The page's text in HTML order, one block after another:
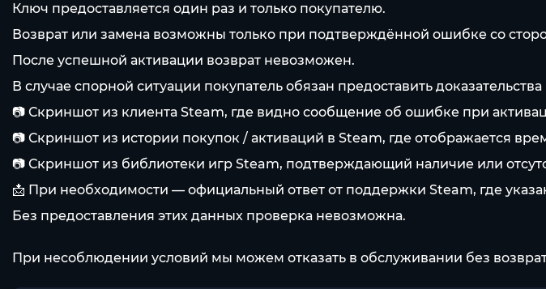
Ключ предоставляется один раз и только покупателю.
Возврат или замена возможны только при подтверждённой ошибке со
После успешной активации возврат невозможен.
В случае спорной ситуации покупатель обязан предоставить
📷 Скриншот из клиента Steam, где видно сообщение об ошибке при
📷 Скриншот из истории покупок / активаций в Steam, где отображается
📷 Скриншот из библиотеки игр Steam, подтверждающий наличие или
📩 При необходимости — официальный ответ от поддержки Steam, где
Без предоставления этих данных проверка невозможна.
При несоблюдении условий мы можем отказать в обслуживании без